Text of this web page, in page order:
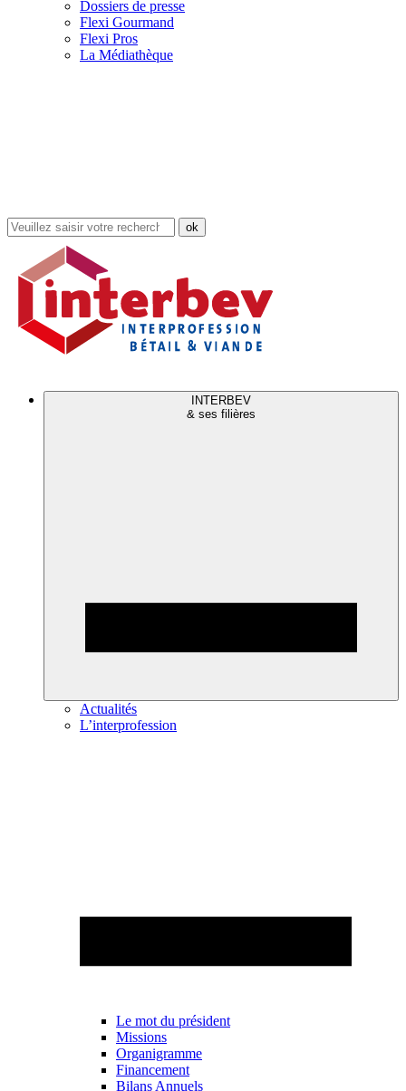
Dossiers de presse
Flexi Gourmand
Flexi Pros
La Médiathèque
Rechercher
dans
site
INTERBEV
& ses filières
Actualités
L’interprofession
Le mot du président
Missions
Organigramme
Financement
Bilans Annuels